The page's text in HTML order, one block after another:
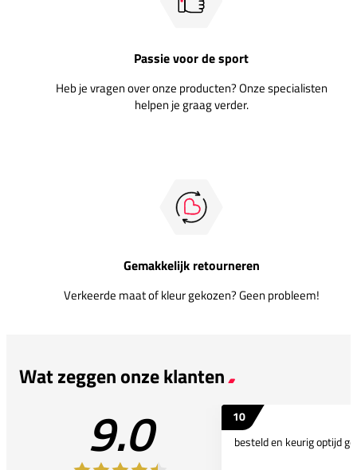
Passie voor de sport
Heb je vragen over onze producten? Onze specialisten
helpen je graag verder.
Gemakkelijk retourneren
Verkeerde maat of kleur gekozen? Geen probleem!
Wat zeggen onze klanten
9.0
10
besteld en keurig optijd